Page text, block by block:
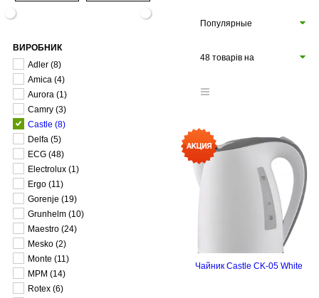
ВИРОБНИК
Adler (8)
Amica (4)
Aurora (1)
Camry (3)
Castle (8)
Delfa (5)
ECG (48)
Electrolux (1)
Ergo (11)
Gorenje (19)
Grunhelm (10)
Maestro (24)
Mesko (2)
Monte (11)
MPM (14)
Rotex (6)
Популярные
48 товарів на
Чайник Castle CK-05 White